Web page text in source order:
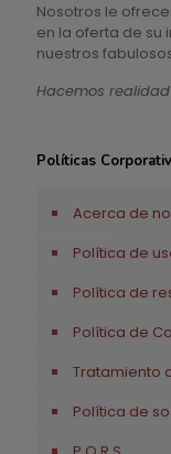
Nosotros le
en la oferta de su
nuestros
Hacemos
Políticas
Acerca de
Política de
Política de
Política de
Tratamiento
Política de